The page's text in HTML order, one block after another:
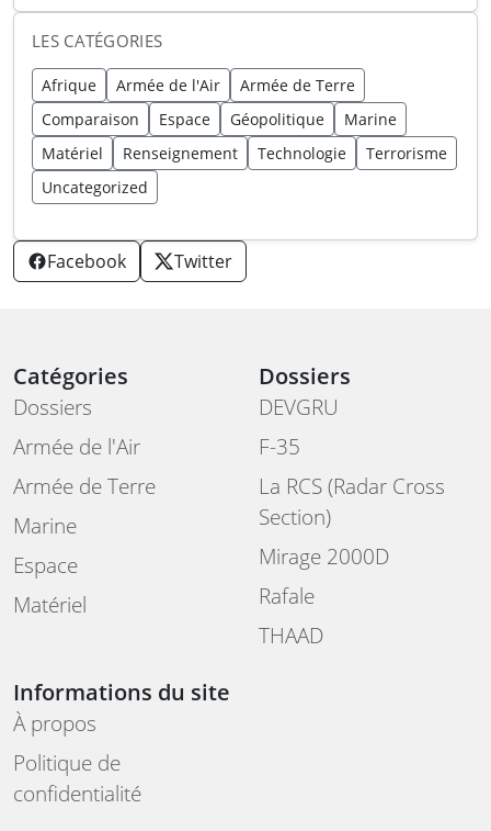
LES CATÉGORIES
Afrique Armée de l'Air
Armée de Terre
Comparaison
Espace Géopolitique
Marine
Matériel
Renseignement Technologie
Terrorisme
Uncategorized
Facebook Twitter
Catégories
Dossiers
Armée de l'Air
Armée de Terre
Marine
Espace
Matériel
Dossiers
DEVGRU
F-35
La RCS (Radar Cross
Section)
Mirage 2000D
Rafale
THAAD
Informations du site
À propos
Politique de
confidentialité